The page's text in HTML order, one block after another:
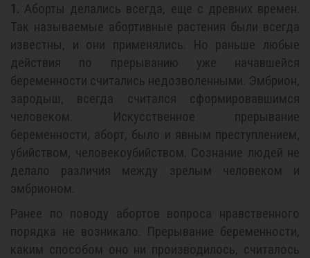
1. Аборты делались всегда, еще с древних времен.
Так называемые абортивные растения были всегда
известны, и они применялись. Но раньше любые
действия по прерыванию уже начавшейся
беременности считались недозволенными. Эмбрион,
зародыш, всегда считался сформировавшимся
человеком. Искусственное прерывание
беременности, аборт, было и явным преступлением,
убийством, человекоубийством. Сознание людей не
делало различия между зрелым человеком и
эмбрионом.
Ранее по поводу абортов вопроса нравственного
порядка не возникало. Прерывание беременности,
каким способом оно ни производилось, считалось